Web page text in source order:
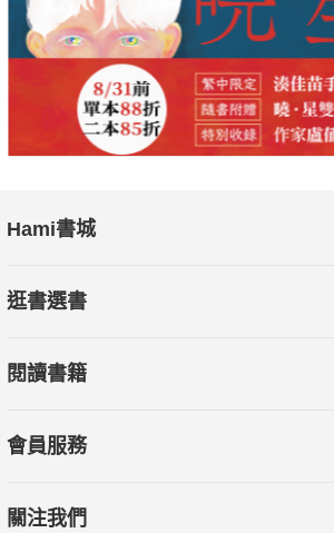
Hami書城
逛書選書
閱讀書籍
會員服務
關注我們